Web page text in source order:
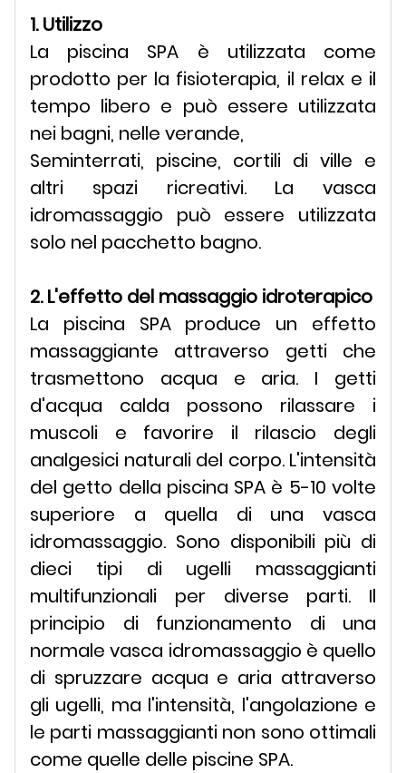
1. Utilizzo
La piscina SPA è utilizzata come
prodotto per la fisioterapia, il relax e il
tempo libero e può essere utilizzata
nei bagni, nelle verande,
Seminterrati, piscine, cortili di ville e
altri spazi ricreativi. La vasca
idromassaggio può essere utilizzata
solo nel pacchetto bagno.
2. L'effetto del massaggio idroterapico
La piscina SPA produce un effetto
massaggiante attraverso getti che
trasmettono acqua e aria. I getti
d'acqua calda possono rilassare i
muscoli e favorire il rilascio degli
analgesici naturali del corpo. L'intensità
del getto della piscina SPA è 5-10 volte
superiore a quella di una vasca
idromassaggio. Sono disponibili più di
dieci tipi di ugelli massaggianti
multifunzionali per diverse parti. Il
principio di funzionamento di una
normale vasca idromassaggio è quello
di spruzzare acqua e aria attraverso
gli ugelli, ma l'intensità, l'angolazione e
le parti massaggianti non sono ottimali
come quelle delle piscine SPA.